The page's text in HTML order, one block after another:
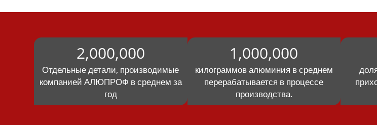
2,000,000
Отдельные детали, производимые
компанией АЛЮПРОФ в среднем за
год
1,000,000
килограммов алюминия в среднем
перерабатывается в процессе
производства.